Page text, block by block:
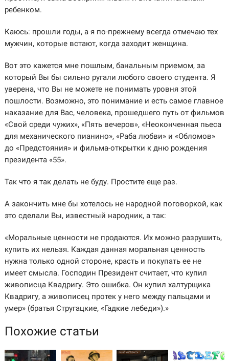
ребенком.
Каюсь: прошли годы, а я по-прежнему всегда отмечаю тех
мужчин, которые встают, когда заходит женщина.
Вот это кажется мне пошлым, банальным приемом, за
который Вы бы сильно ругали любого своего студента. Я
уверена, что Вы не можете не понимать уровня этой
пошлости. Возможно, это понимание и есть самое главное
наказание для Вас, человека, прошедшего путь от фильмов
«Свой среди чужих», «Пять вечеров», «Неоконченная пьеса
для механического пианино», «Раба любви» и «Обломов»
до «Предстояния» и фильма-открытки к дню рождения
президента «55».
Так что я так делать не буду. Простите еще раз.
А закончить мне бы хотелось не народной поговоркой, как
это сделали Вы, известный народник, а так:
«Моральные ценности не продаются. Их можно разрушить,
купить их нельзя. Каждая данная моральная ценность
нужна только одной стороне, красть и покупать ее не
имеет смысла. Господин Президент считает, что купил
живописца Квадригу. Это ошибка. Он купил халтурщика
Квадригу, а живописец протек у него между пальцами и
умер» (братья Стругацкие, «Гадкие лебеди»).»
Похожие статьи